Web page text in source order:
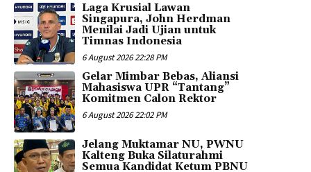
Laga Krusial Lawan
Singapura, John Herdman
Menilai Jadi Ujian untuk
Timnas Indonesia
6 August 2026 22:28 PM
Gelar Mimbar Bebas, Aliansi
Mahasiswa UPR “Tantang”
Komitmen Calon Rektor
6 August 2026 22:02 PM
Jelang Muktamar NU, PWNU
Kalteng Buka Silaturahmi
Semua Kandidat Ketum PBNU